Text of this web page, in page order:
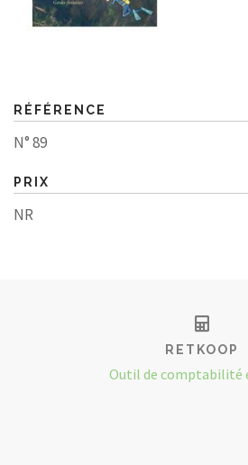
RÉFÉRENCE
N° 89
PRIX
NR
RETKOOP
Outil de comptabilité